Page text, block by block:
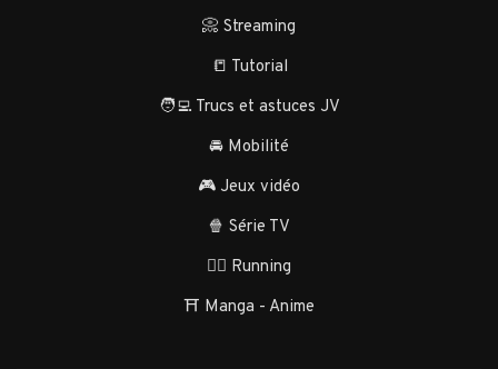
📀 Streaming
📒 Tutorial
🧑‍💻 Trucs et astuces JV
🚘 Mobilité
🎮 Jeux vidéo
🍿 Série TV
🏃‍♂️ Running
⛩️ Manga - Anime